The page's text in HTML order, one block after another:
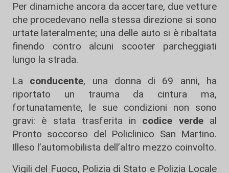
Per dinamiche ancora da accertare, due vetture
che procedevano nella stessa direzione si sono
urtate lateralmente; una delle auto si è ribaltata
finendo contro alcuni scooter parcheggiati
lungo la strada.
La conducente, una donna di 69 anni, ha
riportato un trauma da cintura ma,
fortunatamente, le sue condizioni non sono
gravi: è stata trasferita in codice verdeal
Pronto soccorso del Policlinico San Martino.
Illeso l’automobilista dell’altro mezzo coinvolto.
Vigili del Fuoco, Polizia di Stato e Polizia Locale